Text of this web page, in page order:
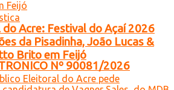
Nº 90081/2026
Acre: Festival do Açaí 2026
da Pisadinha, João Lucas &
Brito em Feijó